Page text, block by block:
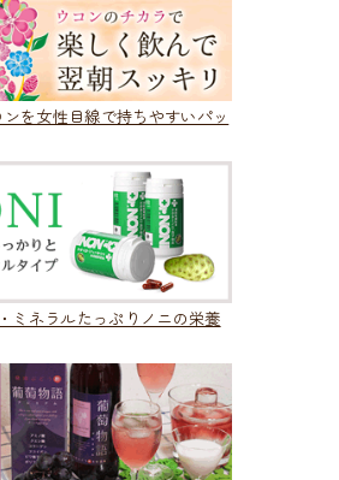
を女性目線で持ちやすいパッ
ミネラルたっぷりノニの栄養